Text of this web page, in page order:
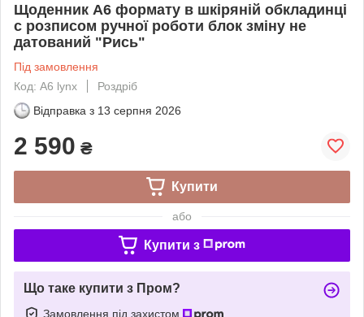
Щоденник А6 формату в шкіряній обкладинці
c розписом ручної роботи блок зміну не
датований "Рись"
Під замовлення
Код: A6 lynx
Роздріб
Відправка з 13 серпня 2026
2 590 ₴
Купити
або
Купити з
Що таке купити з Пром?
Замовлення під захистом